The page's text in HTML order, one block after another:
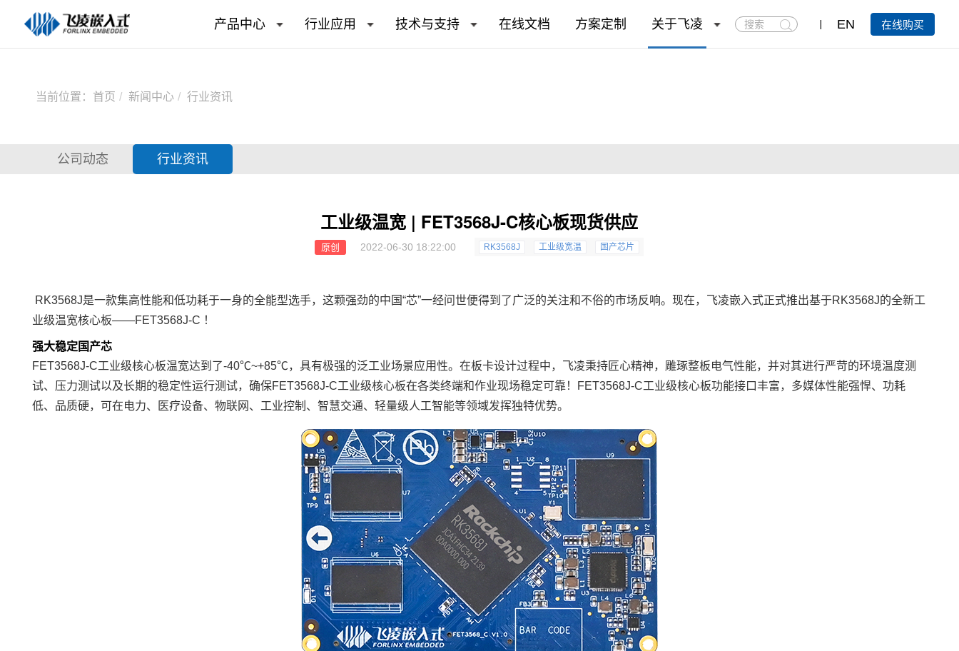
产品中心 行业应用 技术与支持 在线文档 方案定制 关于飞凌
搜
索
EN 在线购买
当前位置： 首页 新闻中心 行业资讯
公司动态 行业资讯
工业级温宽 | FET3568J-C核心板现货供应
原创 2022-06-30 18:22:00 RK3568J 工业级宽温 国产芯片
RK3568J是一款集高性能和低功耗于一身的全能型选手，这颗强劲的中国“芯”一经问世便得到了广泛的关注和不俗的市场反响。现在，飞凌嵌入式正式推出基于RK3568J的全新工
业级温宽核心板——FET3568J-C ！
强大稳定国产芯
FET3568J-C工业级核心板温宽达到了-40℃~+85℃，具有极强的泛工业场景应用性。在板卡设计过程中， 飞凌秉持匠心精神，雕琢整板电气性能，并对其进行严苛的环境温度测
试、压力测试以及长期的稳定性运行测试，确保FET3568J-C工业级核心板在各类终端和作业现场稳定可靠！FET3568J-C工业级核心板功能接口丰富，多媒体性能强悍、功耗
低、品质硬，可在电力、 医疗设备、物联网 、工业控制、智慧交通、轻量级人工智能等领域发挥独特优势。